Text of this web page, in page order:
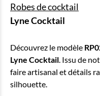
Robes de cocktail
Lyne Cocktail
Découvrez le modèle
Lyne Cocktail. Issu de
faire artisanal et détails
silhouette.